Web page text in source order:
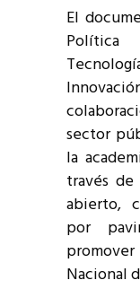
El
sector
la
través
abierto,
por
Nacional